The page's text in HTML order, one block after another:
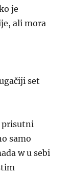
je
ali mora
set
prisutni
samo
w u sebi